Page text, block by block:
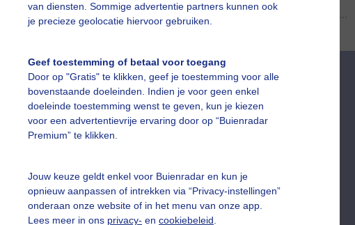
van diensten. Sommige advertentie partners kunnen ook
je precieze geolocatie hiervoor gebruiken.
Geef toestemming of betaal voor toegang
Door op "Gratis" te klikken, geef je toestemming voor alle
bovenstaande doeleinden. Indien je voor geen enkel
doeleinde toestemming wenst te geven, kun je kiezen
voor een advertentievrije ervaring door op “Buienradar
Premium” te klikken.
Jouw keuze geldt enkel voor Buienradar en kun je
opnieuw aanpassen of intrekken via “Privacy-instellingen”
onderaan onze website of in het menu van onze app.
Lees meer in ons privacy- en cookiebeleid
vragen
Mijn weer
De Bilt